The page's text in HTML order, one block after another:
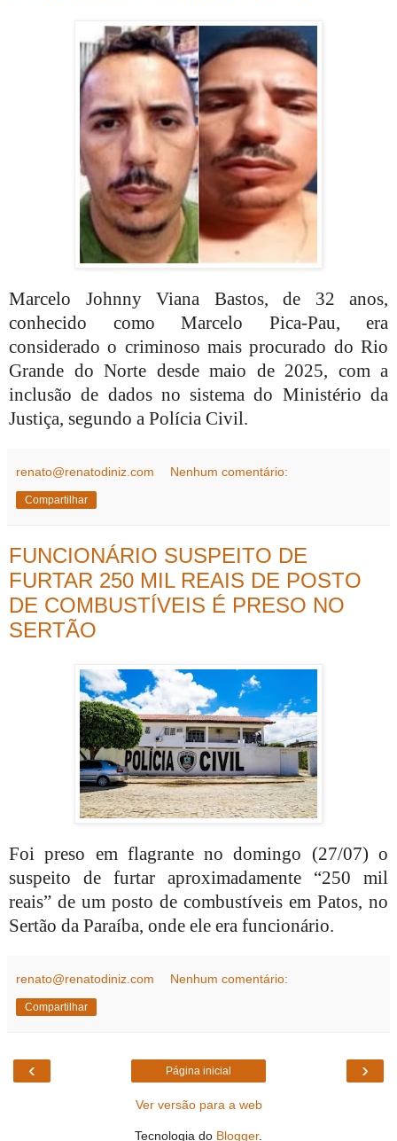
Marcelo Johnny Viana Bastos, de 32 anos,
conhecido como Marcelo Pica-Pau, era
considerado o criminoso mais procurado do Rio
Grande do Norte desde maio de 2025, com a
inclusão de dados no sistema do Ministério da
Justiça, segundo a Polícia Civil.
renato@renatodiniz.com Nenhum comentário:
Compartilhar
FUNCIONÁRIO SUSPEITO DE
FURTAR 250 MIL REAIS DE POSTO
DE COMBUSTÍVEIS É PRESO NO
SERTÃO
Foi preso em flagrante no domingo (27/07) o
suspeito de furtar aproximadamente “250 mil
reais” de um posto de combustíveis em Patos, no
Sertão da Paraíba, onde ele era funcionário.
renato@renatodiniz.com Nenhum comentário:
Compartilhar
‹ ›
Página inicial
Ver versão para a web
Tecnologia do Blogger.